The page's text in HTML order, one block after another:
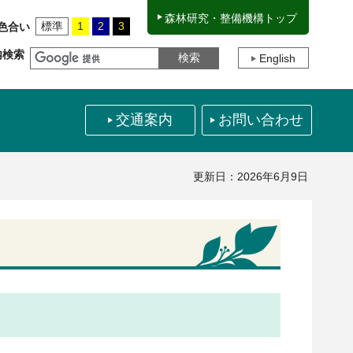
合い 標準 1 2 3
森林研究・整備機構トップ
検索 English
交通案内 お問い合わせ
更新日：2026年6月9日